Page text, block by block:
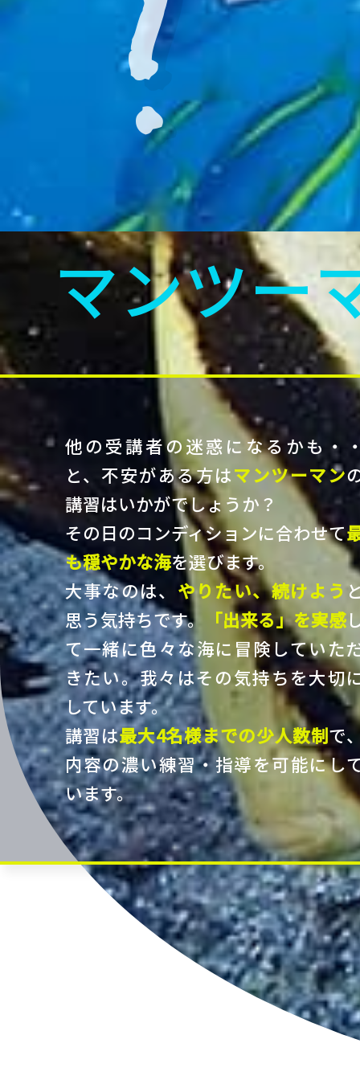
マンツー
他の受講者の迷惑になるかも・
と、不安がある方はマンツーマン
講習はいかがでしょうか？
その日のコンディションに合わせて
も穏やかな海を選びます。
大事なのは、 やりたい、続けよう
思う気持ちです。
「出来る」を実感
て一緒に色々な海に冒険していた
きたい。我々はその気持ちを大切
しています。
講習は最大4名様までの少人数制で
内容の濃い練習・指導を可能にし
います。